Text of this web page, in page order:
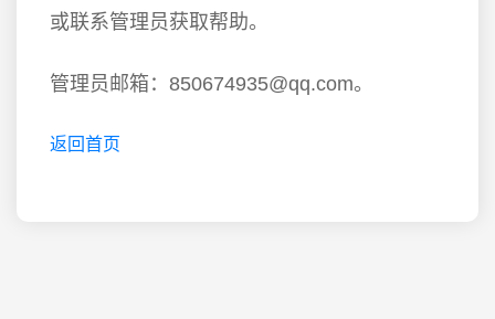
或联系管理员获取帮助。
管理员邮箱：850674935@qq.com。
返回首页